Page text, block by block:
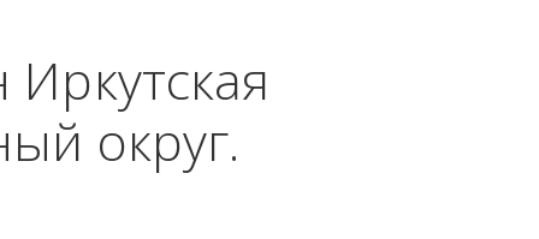
Иркутская
округ.